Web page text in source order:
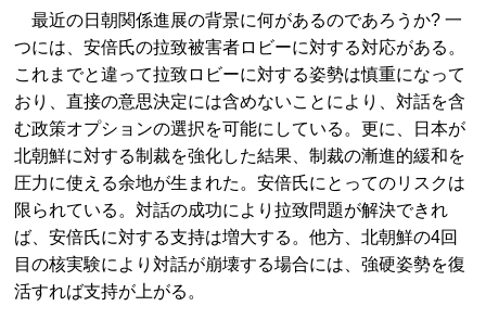
最近の日朝関係進展の背景に何があるのであろうか? 一
つには、安倍氏の拉致被害者ロビーに対する対応がある。
これまでと違って拉致ロビーに対する姿勢は慎重になって
おり、直接の意思決定には含めないことにより、対話を含
む政策オプションの選択を可能にしている。更に、日本が
北朝鮮に対する制裁を強化した結果、制裁の漸進的緩和を
圧力に使える余地が生まれた。安倍氏にとってのリスクは
限られている。対話の成功により拉致問題が解決できれ
ば、安倍氏に対する支持は増大する。他方、北朝鮮の4回
目の核実験により対話が崩壊する場合には、強硬姿勢を復
活すれば支持が上がる。